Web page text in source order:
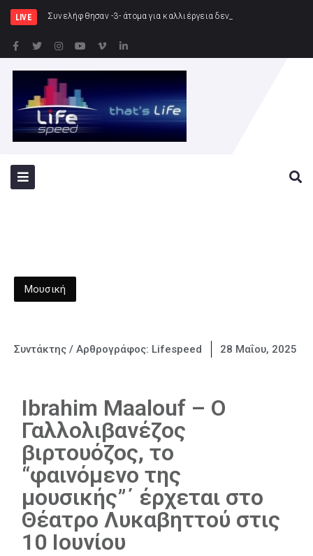
LIVE
Μουσική
Συντάκτης / Αρθρογράφος: Lifespeed 28 Μαΐου, 2025
Ibrahim Maalouf – O
Γαλλολιβανέζος
βιρτουόζος, το
“φαινόμενο της
μουσικής”΄ έρχεται στο
Θέατρο Λυκαβηττού στις
10 Ιουνίου